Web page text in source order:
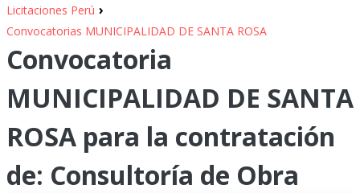
Licitaciones Perú ›
Convocatorias MUNICIPALIDAD DE SANTA ROSA
Convocatoria
MUNICIPALIDAD DE SANTA
ROSA para la contratación
de: Consultoría de Obra